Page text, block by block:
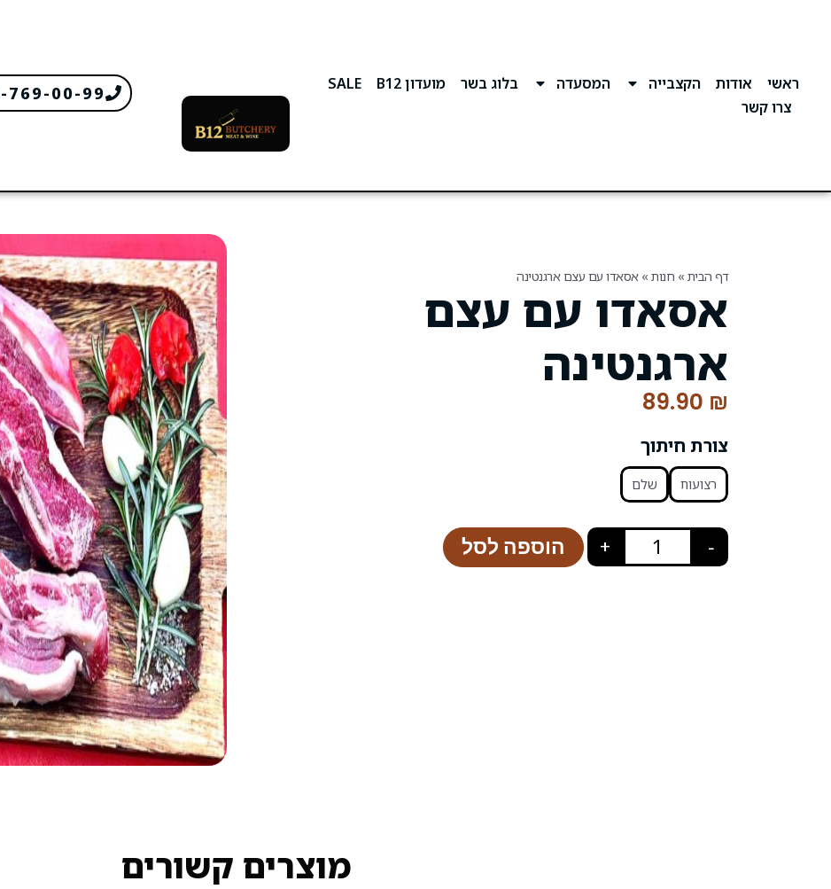
ראשי אודות הקצבייה המסעדה בלוג בשר מועדון B12
SALE
צרו קשר
769-00-99
דף הבית » חנות»אסאדו עם עצם ארגנטינה
אסאדו עם עצם
ארגנטינה
89.90 ₪
צורת חיתוך
רצועות שלם
−
+ הוספה לסל
מוצרים קשורים